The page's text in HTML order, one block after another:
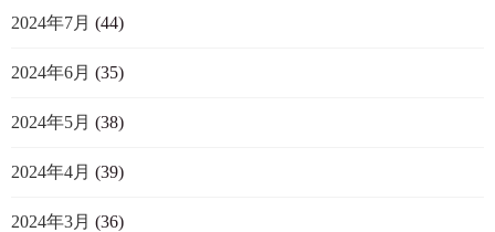
2024年7月 (44)
2024年6月 (35)
2024年5月 (38)
2024年4月 (39)
2024年3月 (36)